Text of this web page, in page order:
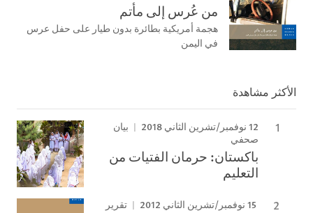
من عُرس إلى مأتم
هجمة أمريكية بطائرة بدون طيار على حفل عرس
في اليمن
الأكثر مشاهدة
12 نوفمبر/تشرين الثاني 2018
بيان
صحفي
باكستان: حرمان الفتيات من
التعليم
15 نوفمبر/تشرين الثاني 2012 تقرير